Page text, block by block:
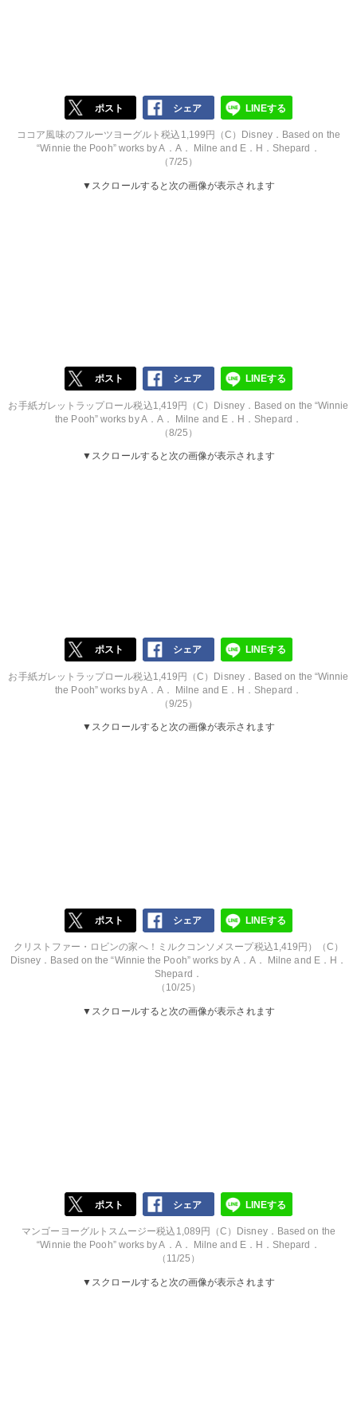
ポスト シェア LINEする
ココア風味のフルーツヨーグルト税込1,199円（C）Disney．Based on the
“Winnie the Pooh” works by A．A． Milne and E．H．Shepard．
（7/25）
▼スクロールすると次の画像が表示されます
ポスト シェア LINEする
お手紙ガレットラップロール税込1,419円（C）Disney．Based on the “Winnie
the Pooh” works by A．A． Milne and E．H．Shepard．
（8/25）
▼スクロールすると次の画像が表示されます
ポスト シェア LINEする
お手紙ガレットラップロール税込1,419円（C）Disney．Based on the “Winnie
the Pooh” works by A．A． Milne and E．H．Shepard．
（9/25）
▼スクロールすると次の画像が表示されます
ポスト シェア LINEする
クリストファー・ロビンの家へ！ミルクコンソメスープ税込1,419円）（C）
Disney．Based on the “Winnie the Pooh” works by A．A． Milne and E．H．
Shepard．
（10/25）
▼スクロールすると次の画像が表示されます
ポスト シェア LINEする
マンゴーヨーグルトスムージー税込1,089円（C）Disney．Based on the
“Winnie the Pooh” works by A．A． Milne and E．H．Shepard．
（11/25）
▼スクロールすると次の画像が表示されます